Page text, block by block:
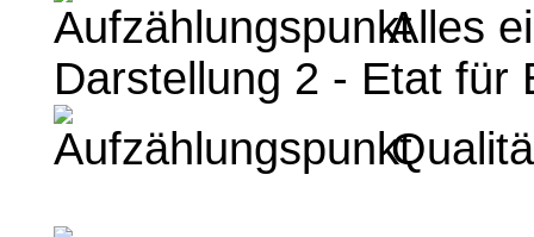
Alles
Darstellung 2 - Etat für